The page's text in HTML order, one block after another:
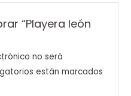
“Playera león
no será
están marcados